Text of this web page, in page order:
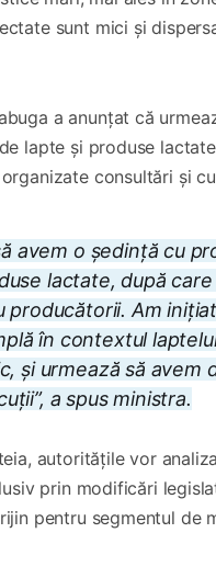
sunt mici și
a anunțat că
lapte și produse
consultări și
avem o ședință cu
lactate, după
producătorii. Am
în contextul
și urmează să avem
a spus ministra.
autoritățile vor
prin modificări
pentru segmentul de